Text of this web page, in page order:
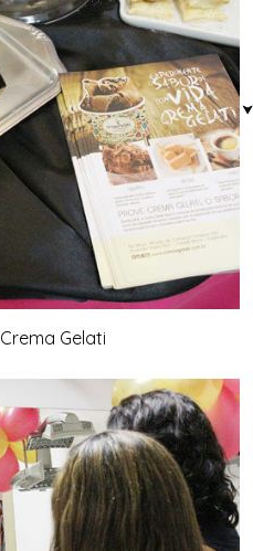
Gelati